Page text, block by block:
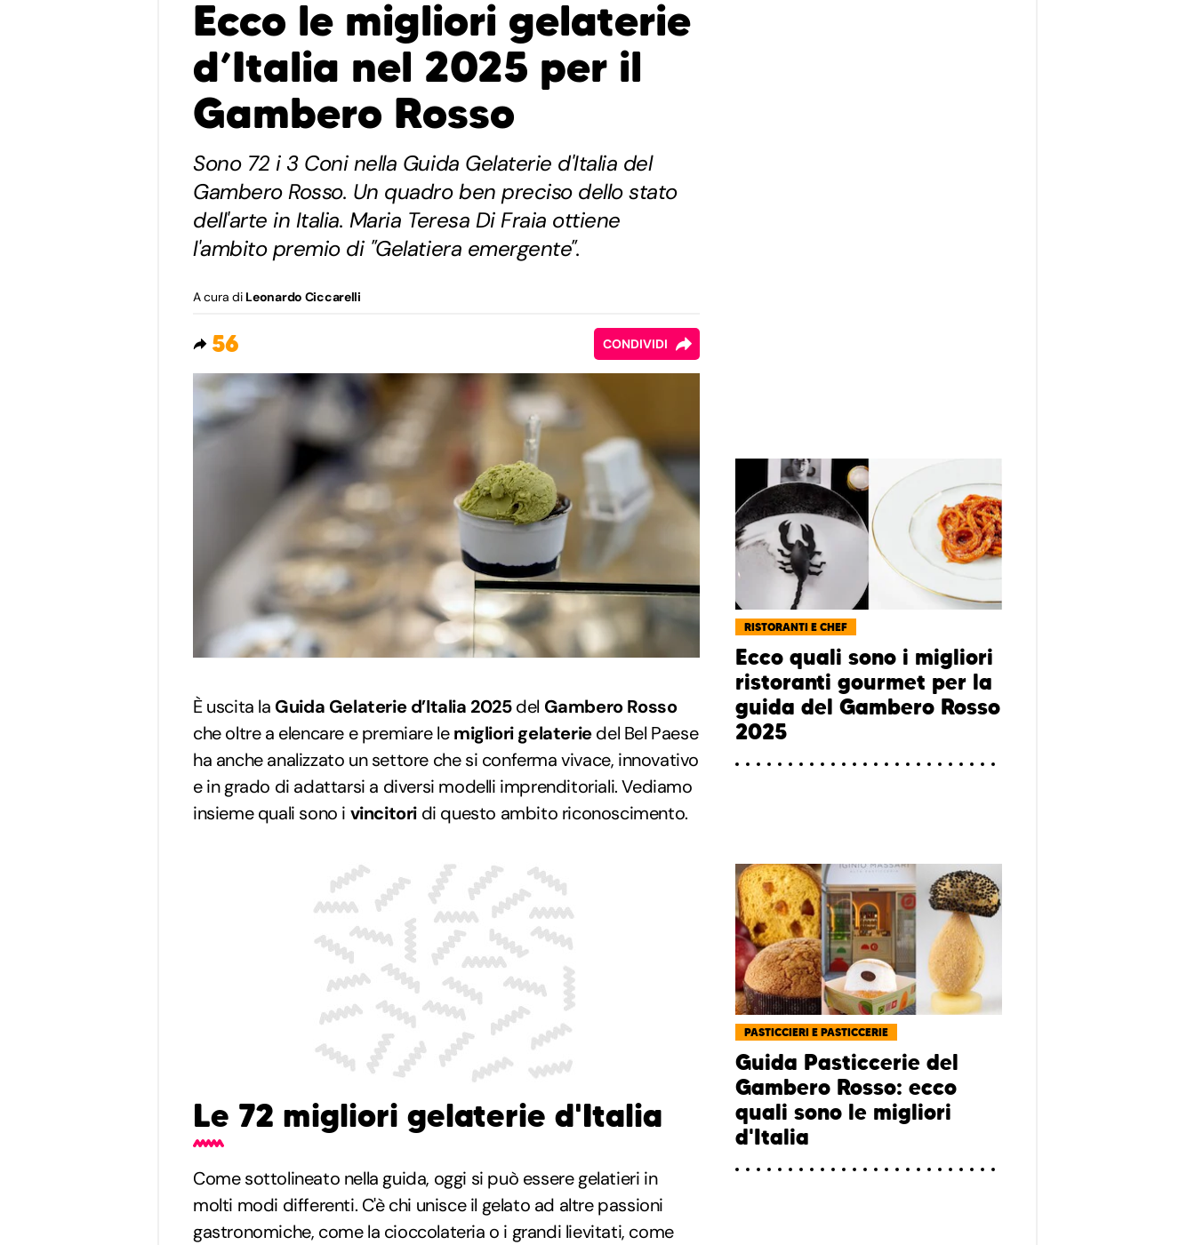
Ecco le migliori gelaterie
d’Italia nel 2025 per il
Gambero Rosso
Sono 72 i 3 Coni nella Guida Gelaterie d'Italia del
Gambero Rosso. Un quadro ben preciso dello stato
dell'arte in Italia. Maria Teresa Di Fraia ottiene
l'ambito premio di "Gelatiera emergente".
A cura di Leonardo Ciccarelli
56 CONDIVIDI
È uscita la Guida Gelaterie d’Italia 2025del Gambero Rosso
che oltre a elencare e premiare lemigliori gelateriedel Bel Paese
ha anche analizzato un settore che si conferma vivace, innovativo
e in grado di adattarsi a diversi modelli imprenditoriali. Vediamo
insieme quali sono i vincitori di questo ambito riconoscimento.
Le 72 migliori gelaterie d'Italia
Come sottolineato nella guida, oggi si può essere gelatieri in
molti modi differenti. C'è chi unisce il gelato ad altre passioni
gastronomiche, come la cioccolateria o i grandi lievitati, come
RISTORANTI E CHEF
Ecco quali sono i migliori
ristoranti gourmet per la
guida del Gambero Rosso
2025
PASTICCIERI E PASTICCERIE
Guida Pasticcerie del
Gambero Rosso: ecco
quali sono le migliori
d'Italia